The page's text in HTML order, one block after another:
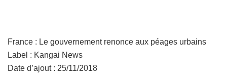
France : Le gouvernement renonce aux péages urbains
Label : Kangai News
Date d’ajout : 25/11/2018